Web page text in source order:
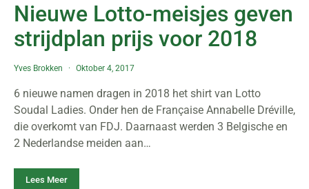
Nieuwe Lotto-meisjes geven
strijdplan prijs voor 2018
Yves Brokken Oktober 4, 2017
6 nieuwe namen dragen in 2018 het shirt van Lotto
Soudal Ladies. Onder hen de Française Annabelle Dréville,
die overkomt van FDJ. Daarnaast werden 3 Belgische en
2 Nederlandse meiden aan…
Lees Meer